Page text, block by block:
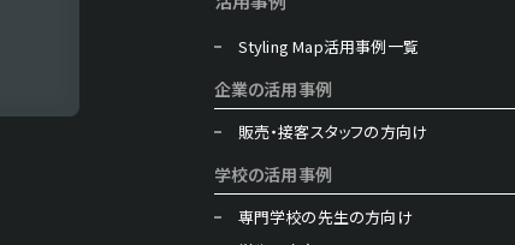
Styling Map活用事例一覧
企業の活用事例
販売・接客スタッフの方向け
学校の活用事例
専門学校の先生の方向け